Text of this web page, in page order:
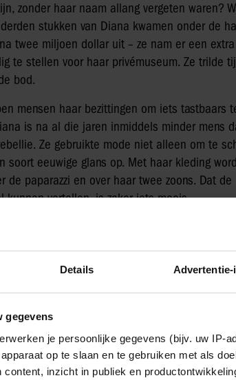
Details
gegevens
je persoonlijke gegevens (bijv. uw IP-
op te slaan en te gebruiken met als
content, inzicht in publiek en
zonder haar naam allang vergeten waren?
stukken van Diana kwamen onder de
twee miljoen dollar uit – ze nam er een extra
te stellen voor haar privémuseum. Ze trilde
bod.
mensen haar bezittingen om iets tastbaars
is na al die jaren inmiddels minder mens
Ze gebruikte mode niet alleen om te
eeuwige glans op. Met haar kleding
paparazzi en over haar twee zoons. Dat de
kunnen vertellen, is zeker iets moois.
geen trendsetter toen ze zelf in 1997
voor dat ze naar Drakensteyn verhuisde, dat
Een greep uit elk decennium werd
omdat ze onze koningin was. Maar ook
schouders en typerende hoeden. Toch wel
grof geld hebben willen betalen. En diverse
haar collectie over te nemen. Een
voor haarzelf, dus het
dat het in verkeerde handen zou vallen.